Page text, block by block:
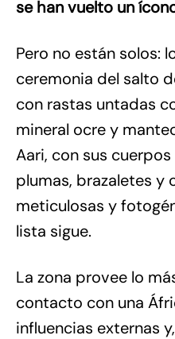
se han vuelto un
Pero no están solos:
ceremonia del salto
con rastas untadas
mineral ocre y
Aari, con sus
plumas, brazaletes y
meticulosas y
lista sigue.
La zona provee lo
contacto con una
influencias externas